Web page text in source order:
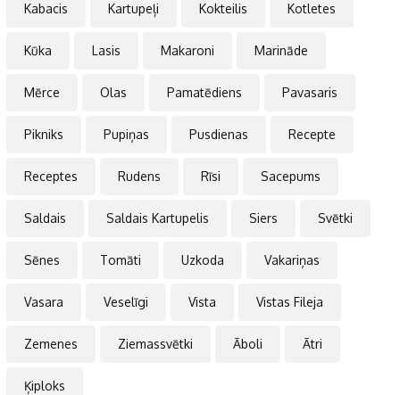
Kabacis Kartupeļi Kokteilis Kotletes
Kūka Lasis Makaroni Marināde
Mērce Olas Pamatēdiens Pavasaris
Pikniks Pupiņas Pusdienas Recepte
Receptes Rudens Rīsi Sacepums
Saldais Saldais Kartupelis Siers Svētki
Sēnes Tomāti Uzkoda Vakariņas
Vasara Veselīgi Vista Vistas Fileja
Zemenes Ziemassvētki Āboli Ātri
Ķiploks